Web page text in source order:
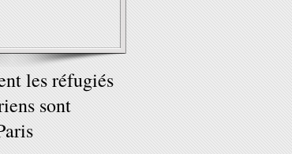
les réfugiés
sont